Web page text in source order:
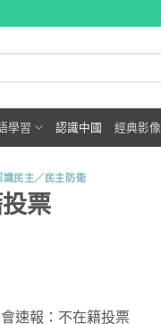
學習 認識中國 經典影像
識民主／民主防衛
票
會速報：不在籍投票